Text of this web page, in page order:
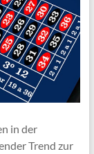
in der
Trend zur